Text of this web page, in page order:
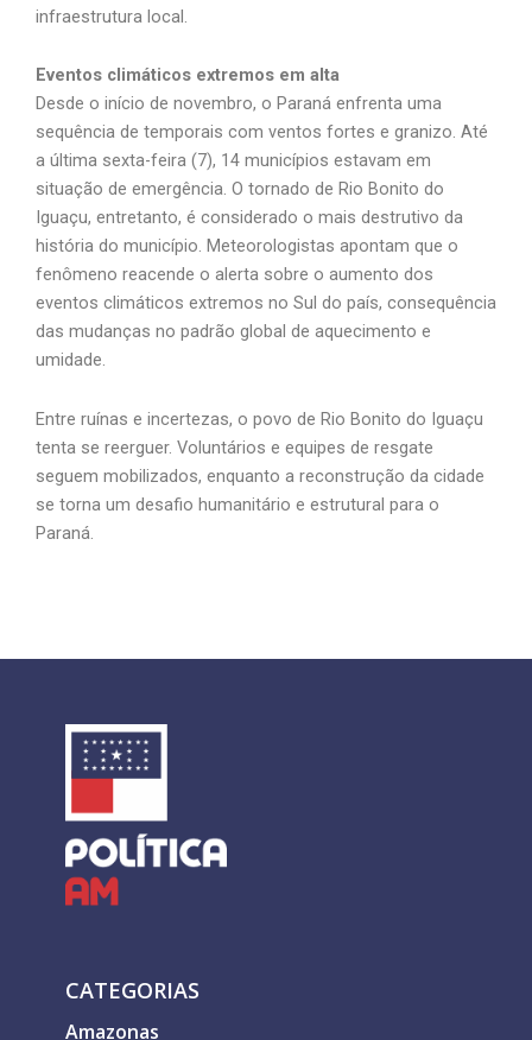
infraestrutura local.
Eventos climáticos extremos em alta
Desde o início de novembro, o Paraná enfrenta uma
sequência de temporais com ventos fortes e granizo. Até
a última sexta-feira (7), 14 municípios estavam em
situação de emergência. O tornado de Rio Bonito do
Iguaçu, entretanto, é considerado o mais destrutivo da
história do município. Meteorologistas apontam que o
fenômeno reacende o alerta sobre o aumento dos
eventos climáticos extremos no Sul do país, consequência
das mudanças no padrão global de aquecimento e
umidade.
Entre ruínas e incertezas, o povo de Rio Bonito do Iguaçu
tenta se reerguer. Voluntários e equipes de resgate
seguem mobilizados, enquanto a reconstrução da cidade
se torna um desafio humanitário e estrutural para o
Paraná.
CATEGORIAS
Amazonas